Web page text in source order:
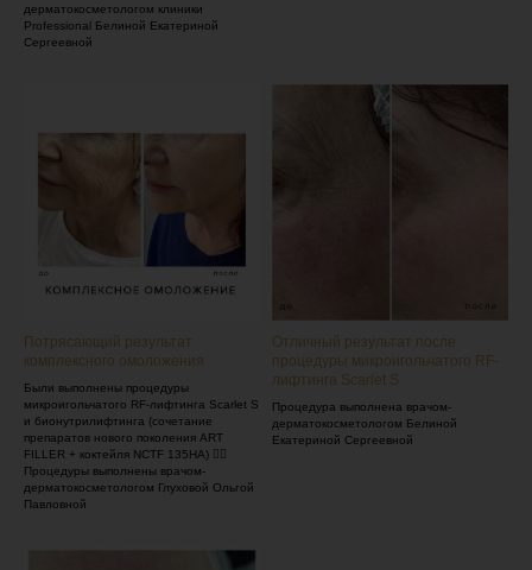
дерматокосметологом клиники
Professional Белиной Екатериной
Сергеевной
Потрясающий результат
комплексного омоложения
Были выполнены процедуры
микроигольчатого RF-лифтинга Scarlet S
и бионутрилифтинга (сочетание
препаратов нового поколения ART
FILLER + коктейля NCTF 135HA) 👩‍⚕️
Процедуры выполнены врачом-
дерматокосметологом Глуховой Ольгой
Павловной
Отличный результат после
процедуры микроигольчатого RF-
лифтинга Scarlet S
Процедура выполнена врачом-
дерматокосметологом Белиной
Екатериной Сергеевной